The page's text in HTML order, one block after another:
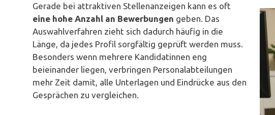
Gerade bei attraktiven Stellenanzeigen kann es oft
eine hohe Anzahl an Bewerbungen geben. Das
Auswahlverfahren zieht sich dadurch häufig in die
Länge, da jedes Profil sorgfältig geprüft werden muss.
Besonders wenn mehrere Kandidatinnen eng
beieinander liegen, verbringen Personalabteilungen
mehr Zeit damit, alle Unterlagen und Eindrücke aus den
Gesprächen zu vergleichen.